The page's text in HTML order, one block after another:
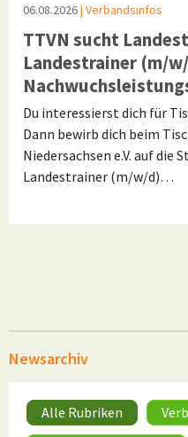
06.08.2026| Verbandsinfos
TTVN sucht
Landestrainer (m/
Du interessierst dich für
Dann bewirb dich beim
Niedersachsen e.V. auf
Landestrainer (m/w/d)…
Newsarchiv
Alle Rubriken